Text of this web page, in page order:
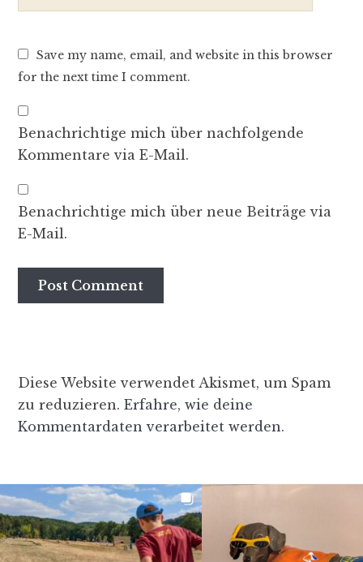
Save my name, email, and website in this browser
for the next time I comment.
Benachrichtige mich über nachfolgende
Kommentare via E-Mail.
Benachrichtige mich über neue Beiträge via
E-Mail.
Diese Website verwendet Akismet, um Spam
zu reduzieren. Erfahre, wie deine
Kommentardaten verarbeitet werden.